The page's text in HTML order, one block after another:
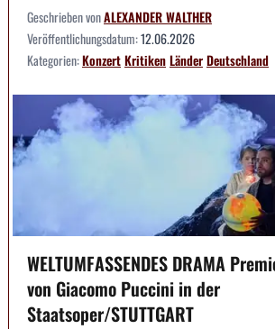
Geschrieben vonALEXANDER WALTHER
Veröffentlichungsdatum:12.06.2026
Kategorien:KonzertKritikenLänderDeutschland
WELTUMFASSENDES DRAMA
von Giacomo Puccini in der
Staatsoper/STUTTGART